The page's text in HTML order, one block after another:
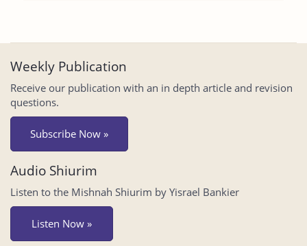
Weekly Publication
Receive our publication with an in depth article and revision
questions.
Subscribe Now »
Audio Shiurim
Listen to the Mishnah Shiurim by Yisrael Bankier
Listen Now »